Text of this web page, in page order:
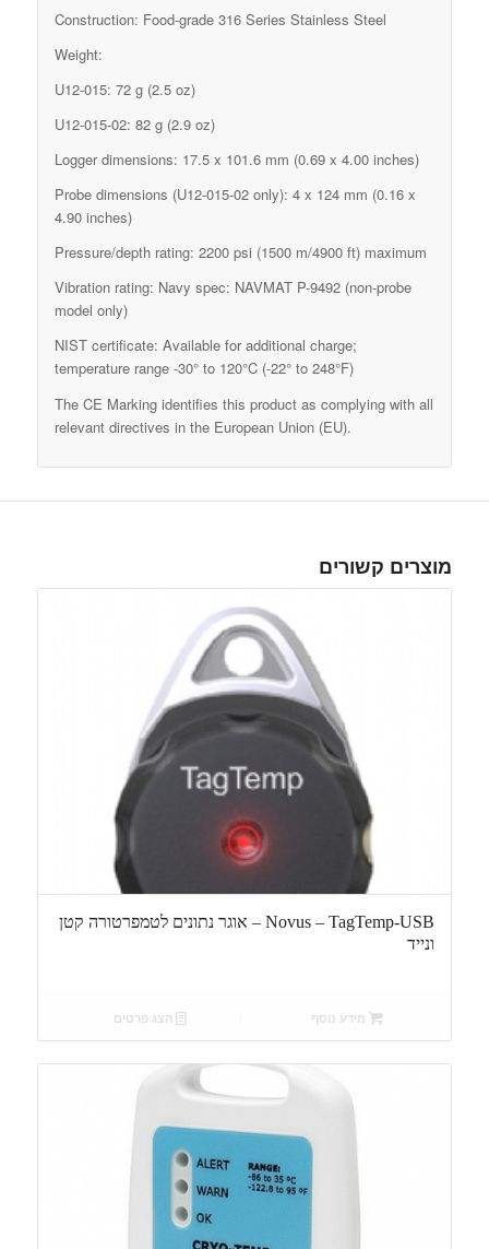
Construction: Food-grade 316 Series Stainless Steel
Weight:
U12-015: 72 g (2.5 oz)
U12-015-02: 82 g (2.9 oz)
Logger dimensions: 17.5 x 101.6 mm (0.69 x 4.00 inches)
Probe dimensions (U12-015-02 only): 4 x 124 mm (0.16 x
4.90 inches)
Pressure/depth rating: 2200 psi (1500 m/4900 ft) maximum
Vibration rating: Navy spec: NAVMAT P-9492 (non-probe
model only)
NIST certificate: Available for additional charge;
temperature range -30° to 120°C (-22° to 248°F)
The CE Marking identifies this product as complying with all
relevant directives in the European Union (EU).
מוצרים קשורים
Novus – TagTemp-USB – אוגר נתונים לטמפרטורה קטן
ונייד
מידע נוסף הצג פרטים